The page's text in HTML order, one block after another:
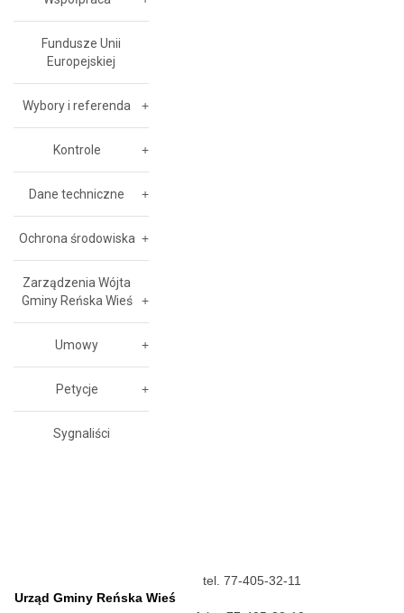
Fundusze Unii
Europejskiej
Wybory i referenda
Kontrole
Dane techniczne
Ochrona środowiska
Zarządzenia Wójta
Gminy Reńska Wieś
Umowy
Petycje
Sygnaliści
Urząd Gminy Reńska Wieś
tel. 77-405-32-11